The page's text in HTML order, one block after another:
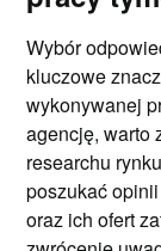
Wybór
kluczowe
wykonywanej
agencję, warto
researchu
poszukać
oraz ich ofert